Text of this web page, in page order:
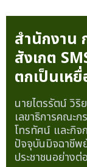
สำนักงาน
สังเกต
ตกเป็นเห
นายไตรรัตน์ วิริ
เลขาธิการคณะก
โทรทัศน์ และกิจ
ปัจจุบันมิจฉาชีพ
ประชาชนอย่าง